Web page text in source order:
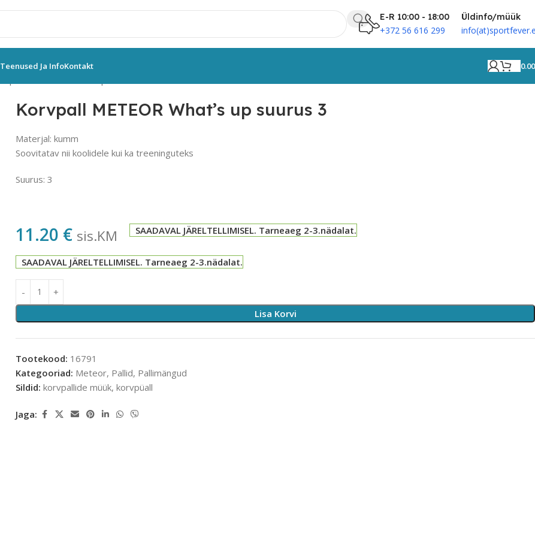
E-R 10:00 - 18:00
+372 56 616 299
Üldinfo/müük
Teenused Ja InfoKontakt
Korvpall METEOR What’s up suurus 3
Materjal: kumm
Soovitatav nii koolidele kui ka treeninguteks
Suurus: 3
11.20 € sis.KM SAADAVAL JÄRELTELLIMISEL. Tarneaeg 2-3.nädalat.
SAADAVAL JÄRELTELLIMISEL. Tarneaeg 2-3.nädalat.
Lisa Korvi
Tootekood: 16791
Kategooriad: Meteor, Pallid, Pallimängud
Sildid: korvpallide müük, korvpüall
Jaga: